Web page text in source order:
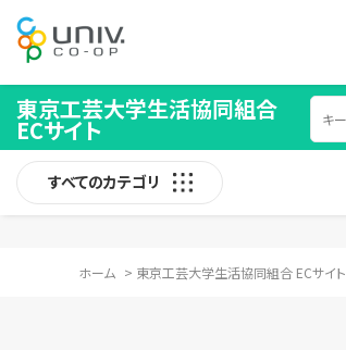
東京工芸大学生活協同組合
ECサイト
すべてのカテゴリ
ホーム > 東京工芸大学生活協同組合 ECサイト